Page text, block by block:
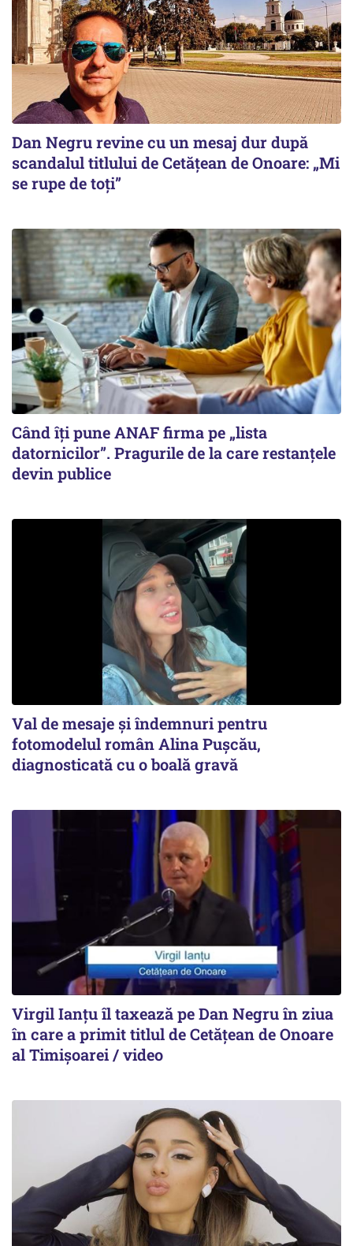
Dan Negru revine cu un mesaj dur după
scandalul titlului de Cetățean de Onoare: „Mi
se rupe de toți”
Când îți pune ANAF firma pe „lista
datornicilor”. Pragurile de la care restanțele
devin publice
Val de mesaje și îndemnuri pentru
fotomodelul român Alina Pușcău,
diagnosticată cu o boală gravă
Virgil Ianțu îl taxează pe Dan Negru în ziua
în care a primit titlul de Cetățean de Onoare
al Timișoarei / video